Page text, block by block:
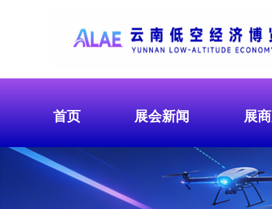
首页 展会新闻 展